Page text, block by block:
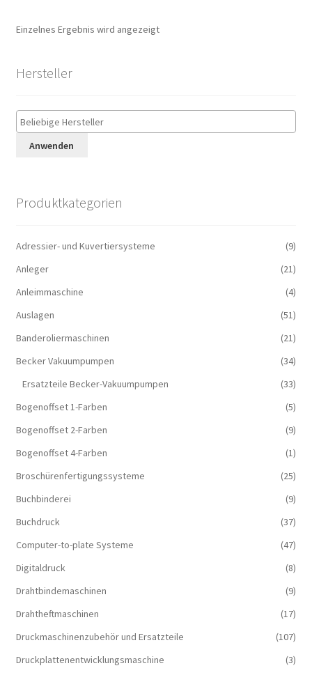
Einzelnes Ergebnis wird angezeigt
Hersteller
Anwenden
Produktkategorien
Adressier- und Kuvertiersysteme
(9)
Anleger
(21)
Anleimmaschine
(4)
Auslagen
(51)
Banderoliermaschinen
(21)
Becker Vakuumpumpen
(34)
Ersatzteile Becker-Vakuumpumpen
(33)
Bogenoffset 1-Farben
(5)
Bogenoffset 2-Farben
(9)
Bogenoffset 4-Farben
(1)
Broschürenfertigungssysteme
(25)
Buchbinderei
(9)
Buchdruck
(37)
Computer-to-plate Systeme
(47)
Digitaldruck
(8)
Drahtbindemaschinen
(9)
Drahtheftmaschinen
(17)
Druckmaschinenzubehör und Ersatzteile
(107)
Druckplattenentwicklungsmaschine
(3)